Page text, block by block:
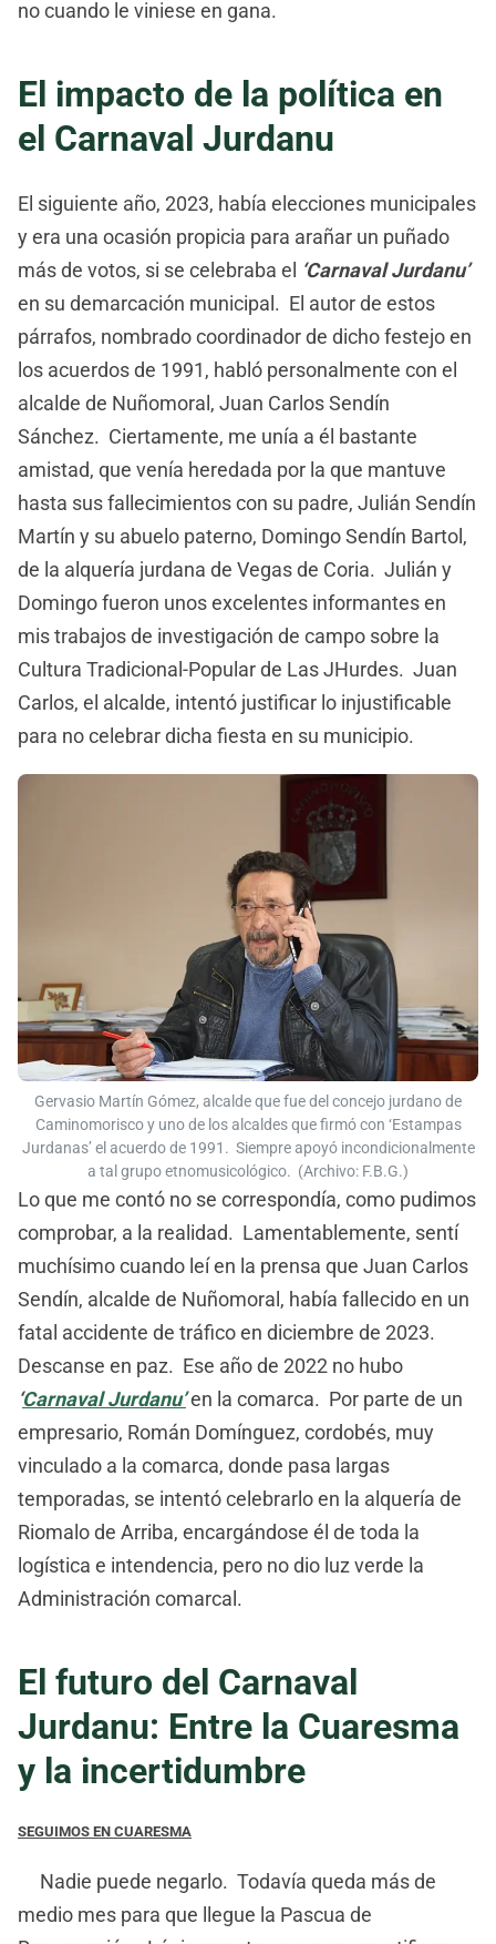
no cuando le viniese en gana.
El impacto de la política en
el Carnaval Jurdanu
El siguiente año, 2023, había elecciones municipales
y era una ocasión propicia para arañar un puñado
más de votos, si se celebraba el ‘Carnaval Jurdanu’
en su demarcación municipal. El autor de estos
párrafos, nombrado coordinador de dicho festejo en
los acuerdos de 1991, habló personalmente con el
alcalde de Nuñomoral, Juan Carlos Sendín
Sánchez. Ciertamente, me unía a él bastante
amistad, que venía heredada por la que mantuve
hasta sus fallecimientos con su padre, Julián Sendín
Martín y su abuelo paterno, Domingo Sendín Bartol,
de la alquería jurdana de Vegas de Coria. Julián y
Domingo fueron unos excelentes informantes en
mis trabajos de investigación de campo sobre la
Cultura Tradicional-Popular de Las JHurdes. Juan
Carlos, el alcalde, intentó justificar lo injustificable
para no celebrar dicha fiesta en su municipio.
Gervasio Martín Gómez, alcalde que fue del concejo jurdano de
Caminomorisco y uno de los alcaldes que firmó con ‘Estampas
Jurdanas’ el acuerdo de 1991. Siempre apoyó incondicionalmente
a tal grupo etnomusicológico. (Archivo: F.B.G.)
Lo que me contó no se correspondía, como pudimos
comprobar, a la realidad. Lamentablemente, sentí
muchísimo cuando leí en la prensa que Juan Carlos
Sendín, alcalde de Nuñomoral, había fallecido en un
fatal accidente de tráfico en diciembre de 2023.
Descanse en paz. Ese año de 2022 no hubo
‘Carnaval Jurdanu’en la comarca. Por parte de un
empresario, Román Domínguez, cordobés, muy
vinculado a la comarca, donde pasa largas
temporadas, se intentó celebrarlo en la alquería de
Riomalo de Arriba, encargándose él de toda la
logística e intendencia, pero no dio luz verde la
Administración comarcal.
El futuro del Carnaval
Jurdanu: Entre la Cuaresma
y la incertidumbre
SEGUIMOS EN CUARESMA
Nadie puede negarlo. Todavía queda más de
medio mes para que llegue la Pascua de